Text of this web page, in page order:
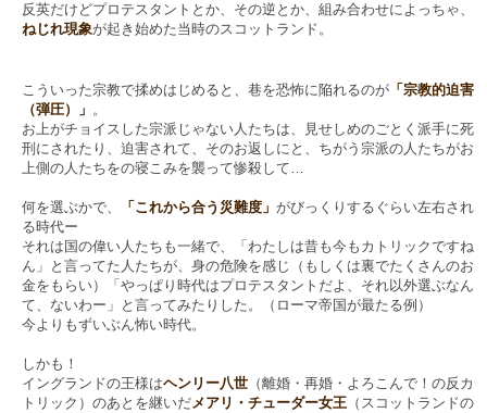
反英だけどプロテスタントとか、その逆とか、組み合わせによっちゃ、
ねじれ現象が起き始めた当時のスコットランド。
こういった宗教で揉めはじめると、巷を恐怖に陥れるのが 「宗教的迫害
（弾圧）」 。
お上がチョイスした宗派じゃない人たちは、見せしめのごとく派手に死
刑にされたり、迫害されて、そのお返しにと、ちがう宗派の人たちがお
上側の人たちをの寝こみを襲って惨殺して…
何を選ぶかで、 「これから合う災難度」 がびっくりするぐらい左右され
る時代ー
それは国の偉い人たちも一緒で、「わたしは昔も今もカトリックですね
ん」と言ってた人たちが、身の危険を感じ（もしくは裏でたくさんのお
金をもらい）「やっぱり時代はプロテスタントだよ、それ以外選ぶなん
て、ないわー」と言ってみたりした。（ローマ帝国が最たる例）
今よりもずいぶん怖い時代。
しかも！
イングランドの王様はヘンリー八世 （離婚・再婚・よろこんで！の反カ
トリック）のあとを継いだメアリ・チューダー女王 （スコットランドの